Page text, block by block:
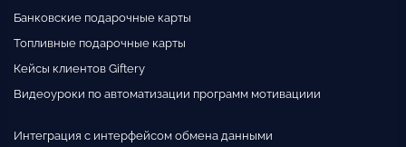
Банковские подарочные карты
Топливные подарочные карты
Кейсы клиентов Giftery
Видеоуроки по автоматизации программ мотивациии
Интеграция с интерфейсом обмена данными